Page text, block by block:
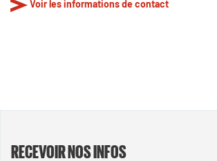
Voir les informations de contact
RECEVOIR NOS INFOS